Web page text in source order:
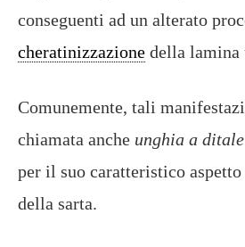
conseguenti ad un alterato
cheratinizzazione della lamina
Comunemente, tali
chiamata anche unghia a
per il suo caratteristico
della sarta.